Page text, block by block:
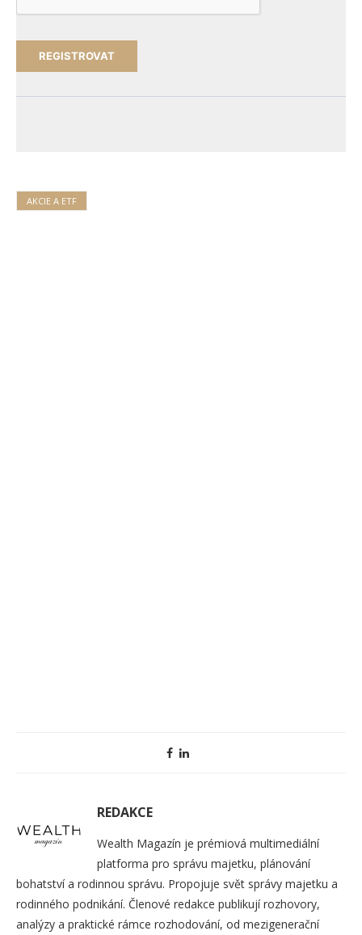
AKCIE A ETF
REDAKCE
Wealth Magazín je prémiová multimediální
platforma pro správu majetku, plánování
bohatství a rodinnou správu. Propojuje svět správy majetku a
rodinného podnikání. Členové redakce publikují rozhovory,
analýzy a praktické rámce rozhodování, od mezigenerační